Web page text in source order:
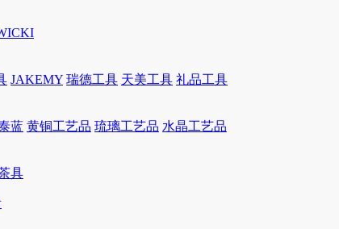
JAKEMY 瑞德工具 天美工具 礼品工具
蓝 黄铜工艺品 琉璃工艺品 水晶工艺品
具